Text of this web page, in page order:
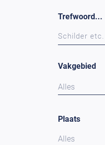
Trefwoord...
Vakgebied
Alles
Plaats
Alles